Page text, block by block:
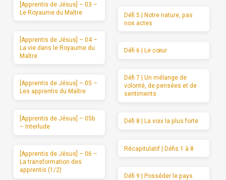
[Apprentis de Jésus] – 03 –
Le Royaume du Maître
[Apprentis de Jésus] – 04 –
La vie dans le Royaume du
Maître
[Apprentis de Jésus] – 05 –
Les apprentis du Maître
[Apprentis de Jésus] – 05b
– Interlude
[Apprentis de Jésus] – 06 –
La transformation des
apprentis (1/2)
Défi 5 | Notre nature, pas
nos actes
Défi 6 | Le cœur
Défi 7 | Un mélange de
volonté, de pensées et de
sentiments
Défi 8 | La voix la plus forte
Récapitulatif | Défis 1 à 8
Défi 9 | Posséder le pays